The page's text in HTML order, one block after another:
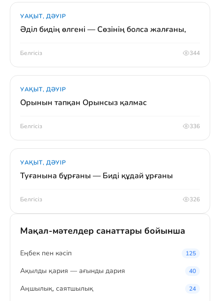
УАҚЫТ, ДӘУІР
Әділ бидің өлгені — Сөзінің болса жалғаны,
Белгісіз 344
УАҚЫТ, ДӘУІР
Орынын тапқан Орынсыз қалмас
Белгісіз 336
УАҚЫТ, ДӘУІР
Туғанына бұрғаны — Биді құдай ұрғаны
Белгісіз 326
Мақал-мәтелдер санаттары бойынша
Eңбек пен кәсіп 125
Ақылды қария — ағынды дария 40
Аңшылық, саятшылық 24